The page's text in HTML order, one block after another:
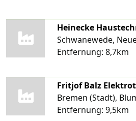
Heinecke
Schwanewede,
Entfernung: 8,7km
Fritjof Balz
Bremen (Stadt),
Entfernung: 9,5km